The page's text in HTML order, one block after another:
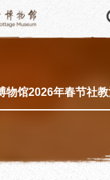
“人日游草堂”系列文化活动
物馆2026年春节社